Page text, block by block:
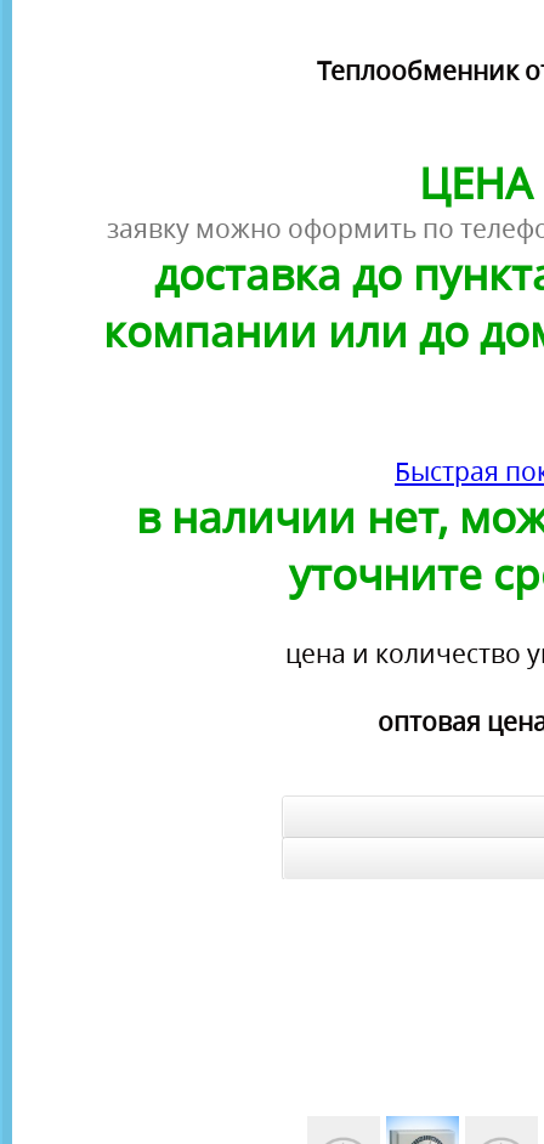
Теплообменник
ЦЕНА
заявку можно оформить по
доставка до
компании или до
Быстрая
в наличии нет,
уточните
цена и количество
оптовая